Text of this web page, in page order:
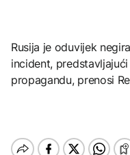
Rusija je oduvijek
incident,
propagandu, prenosi